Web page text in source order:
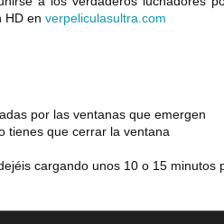
HD en verpeliculasultra com
por las ventanas que emergen
tienes que cerrar la ventana
cargando unos 10 o 15 minutos